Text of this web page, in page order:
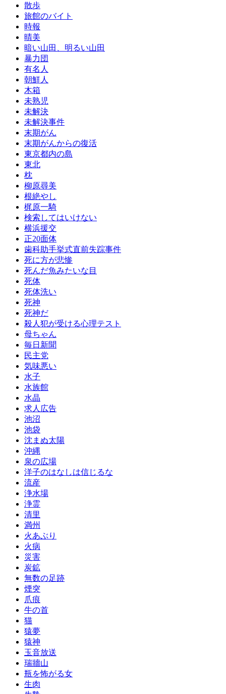
散歩
旅館のバイト
時報
晴美
暗い山田、明るい山田
暴力団
有名人
朝鮮人
木箱
未熟児
未解決
未解決事件
末期がん
末期がんからの復活
東京都内の島
東北
枕
柳原尋美
根絶やし
梶原一騎
検索してはいけない
横浜援交
正20面体
歯科助手挙式直前失踪事件
死に方が悲惨
死んだ魚みたいな目
死体
死体洗い
死神
死神だ
殺人犯が受ける心理テスト
母ちゃん
毎日新聞
民主党
気味悪い
水子
水族館
水晶
求人広告
池沼
池袋
沈まぬ太陽
沖縄
泉の広場
洋子のはなしは信じるな
流産
浄水場
浄霊
清里
満州
火あぶり
火病
災害
炭鉱
無数の足跡
煙突
爪痕
牛の首
猫
猿夢
猿神
玉音放送
瑞牆山
瓶を怖がる女
生肉